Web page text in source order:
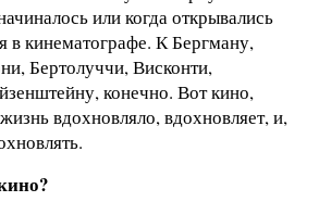
или когда открывались
в кинематографе. К Бергману,
Бертолуччи, Висконти,
конечно. Вот кино,
вдохновляло, вдохновляет, и,